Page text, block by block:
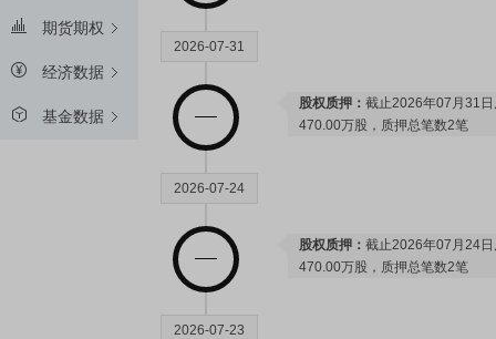
期货期权
经济数据
基金数据
2026-07-31
股权质押： 截止2026年07月31
470.00万股，质押总笔数2笔
2026-07-24
股权质押： 截止2026年07月24
470.00万股，质押总笔数2笔
2026-07-23